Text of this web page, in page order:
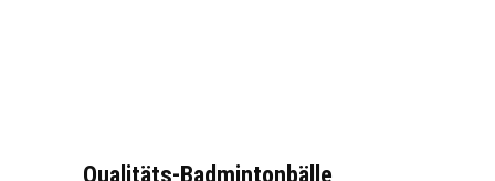
Qualitäts-Badmintonbälle